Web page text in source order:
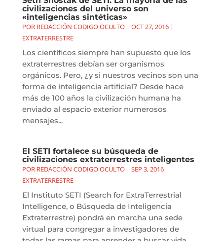
civilizaciones del universo son
«inteligencias sintéticas»
POR REDACCIÓN CODIGO OCULTO| OCT 27, 2016|
EXTRATERRESTRE
Los científicos siempre han supuesto que los
extraterrestres debían ser organismos
orgánicos. Pero, ¿y si nuestros vecinos son una
forma de inteligencia artificial? Desde hace
más de 100 años la civilización humana ha
enviado al espacio exterior numerosos
mensajes...
El SETI fortalece su búsqueda de
civilizaciones extraterrestres inteligentes
POR REDACCIÓN CODIGO OCULTO| SEP 3, 2016|
EXTRATERRESTRE
El Instituto SETI (Search for ExtraTerrestrial
Intelligence, o Búsqueda de Inteligencia
Extraterrestre) pondrá en marcha una sede
virtual para congregar a investigadores de